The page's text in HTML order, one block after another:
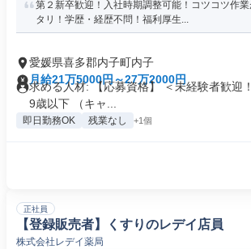
第２新卒歓迎！入社時期調整可能！コツコツ作
タリ！学歴・経歴不問！福利厚生...
愛媛県喜多郡内子町内子
月給21万5000円～27万2000円
求める人材: 【応募資格】 ＜未経験者歓迎
9歳以下 （キャ...
即日勤務OK 残業なし +1個
正社員
【登録販売者】くすりのレデイ店員
株式会社レデイ薬局